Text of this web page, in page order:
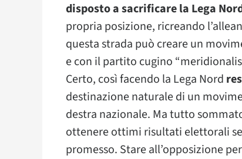
disposto a sacrificare la Lega
propria posizione, ricreando
questa strada può creare un
e con il partito cugino
Certo, così facendo la Lega Nord
destinazione naturale di un
destra nazionale. Ma tutto
ottenere ottimi risultati elettorali
promesso. Stare all’opposizione